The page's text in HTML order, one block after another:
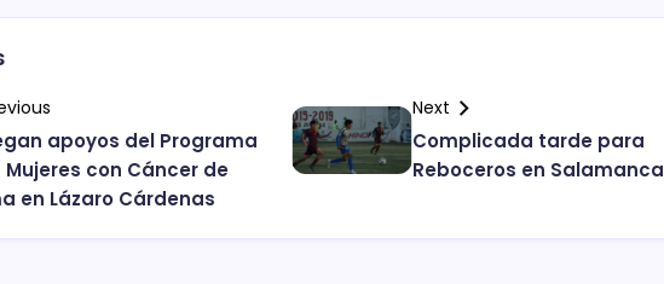
apoyos del Programa
con Cáncer de
en Lázaro Cárdenas
Next
Complicada tarde para
Reboceros en Salamanca